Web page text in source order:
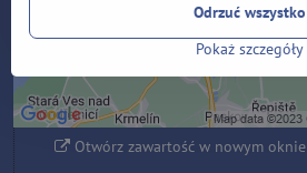
Zezwól raz
Zezwalaj zawsze - zgadzam się z
typem pliku cookie: Funkcjonalny
Otwórz zawartość w nowym oknie
Pokaż szczegóły
Odrzuć wszystko